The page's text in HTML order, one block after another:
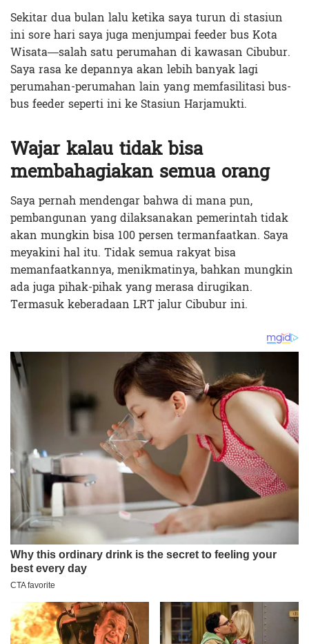
Sekitar dua bulan lalu ketika saya turun di stasiun
ini sore hari saya juga menjumpai feeder bus Kota
Wisata—salah satu perumahan di kawasan Cibubur.
Saya rasa ke depannya akan lebih banyak lagi
perumahan-perumahan lain yang memfasilitasi bus-
bus feeder seperti ini ke Stasiun Harjamukti.
Wajar kalau tidak bisa
membahagiakan semua orang
Saya pernah mendengar bahwa di mana pun,
pembangunan yang dilaksanakan pemerintah tidak
akan mungkin bisa 100 persen termanfaatkan. Saya
meyakini hal itu. Tidak semua rakyat bisa
memanfaatkannya, menikmatinya, bahkan mungkin
ada juga pihak-pihak yang merasa dirugikan.
Termasuk keberadaan LRT jalur Cibubur ini.